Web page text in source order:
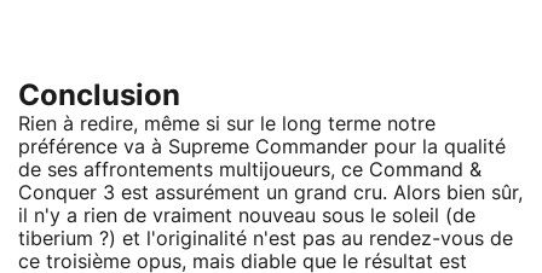
Conclusion
Rien à redire, même si sur le long terme notre
préférence va à Supreme Commander pour la qualité
de ses affrontements multijoueurs, ce Command &
Conquer 3 est assurément un grand cru. Alors bien sûr,
il n'y a rien de vraiment nouveau sous le soleil (de
tiberium ?) et l'originalité n'est pas au rendez-vous de
ce troisième opus, mais diable que le résultat est